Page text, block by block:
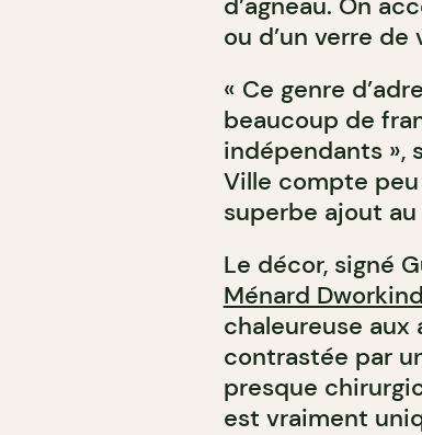
ou d’un verre de
« Ce genre
beaucoup de
indépendants »,
Ville compte
superbe ajout
Le décor, signé
Ménard Dworkind
chaleureuse
contrastée par
presque
est vraiment